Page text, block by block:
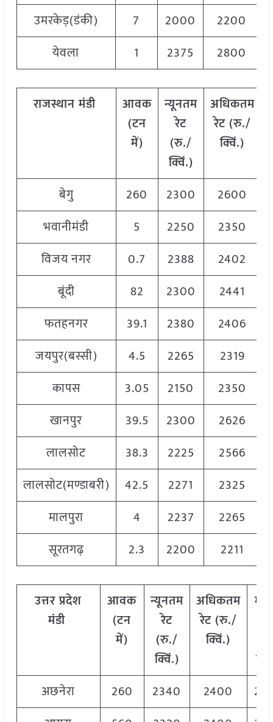
उमरकेड़(डंकी)
7 2000 2200
येवला
1 2375 2800
राजस्थानमंडी
आवक
(टन
में)
न्यूनतम
रेट
(रु./
क्विं.)
अधिकतम
रेट (रु./
क्विं.)
बेगु
260 2300 2600
भवानीमंडी
5 2250 2350
विजय नगर
0.7 2388 2402
बूंदी
82 2300 2441
फतहनगर
39.1 2380 2406
जयपुर(बस्सी)
4.5 2265 2319
कापस
3.05 2150 2350
खानपुर
39.5 2300 2626
लालसोट
38.3 2225 2566
लालसोट(मण्डाबरी)
42.5 2271 2325
मालपुरा
4 2237 2265
सूरतगढ़
2.3 2200 2211
उत्तरप्रदेश
मंडी
आवक
(टन
में)
न्यूनतम
रेट
(रु./
क्विं.)
अधिकतम
रेट (रु./
क्विं.)
अछनेरा
260 2340 2400